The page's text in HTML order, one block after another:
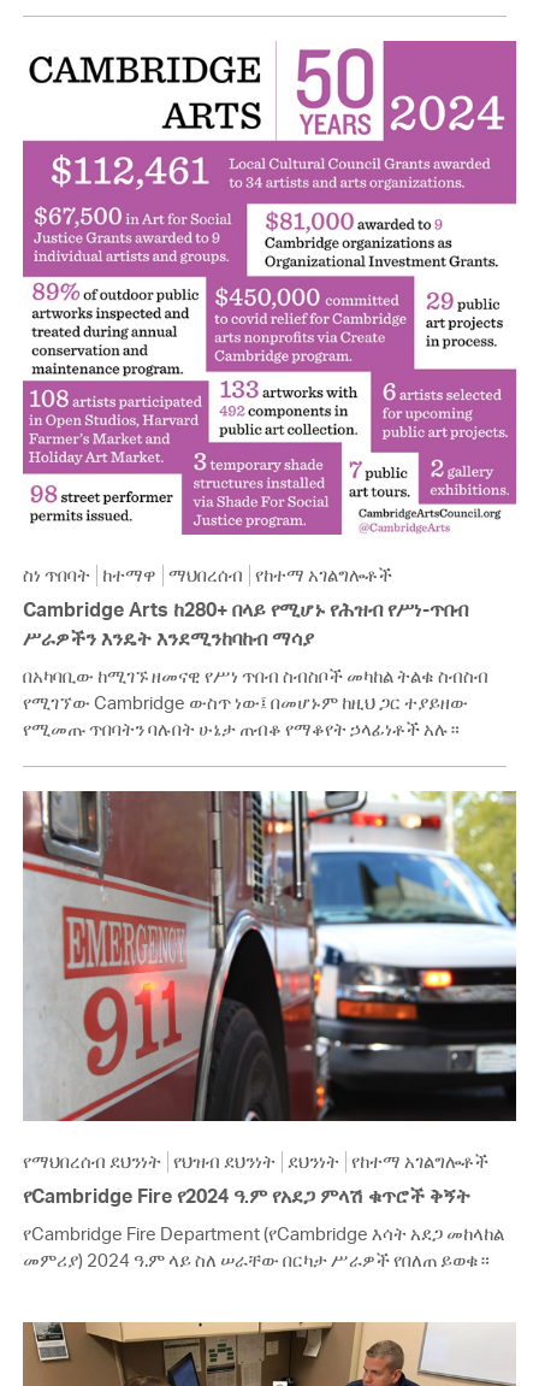
ስነ ጥበባት ከተማዋ ማህበረሰብ የከተማ አገልግሎቶች
Cambridge Arts ከ280+ በላይ የሚሆኑ የሕዝብ የሥነ-ጥበብ
ሥራዎችን እንዴት እንደሚንከባከብ ማሳያ
በአካባቢው ከሚገኙ ዘመናዊ የሥነ ጥበብ ስብስቦች መካከል ትልቁ ስብስብ
የሚገኘው Cambridge ውስጥ ነው፤ በመሆኑም ከዚህ ጋር ተያይዘው
የሚመጡ ጥበባትን ባሉበት ሁኔታ ጠብቆ የማቆየት ኃላፊነቶች አሉ።
የማህበረሰብ ደህንነት የህዝብ ደህንነት ደህንነት የከተማ አገልግሎቶች
የCambridge Fire የ2024 ዓ.ም የአደጋ ምላሽ ቁጥሮች ቅኝት
የCambridge Fire Department (የCambridge እሳት አደጋ መከላከል
መምሪያ) 2024 ዓ.ም ላይ ስለ ሠራቸው በርካታ ሥራዎች የበለጠ ይወቁ።